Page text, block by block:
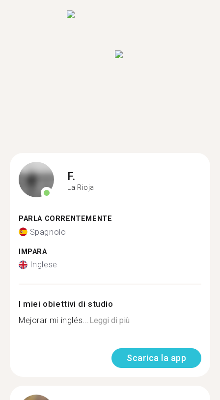
F.
La Rioja
PARLA CORRENTEMENTE
Spagnolo
IMPARA
Inglese
I miei obiettivi di studio
Mejorar mi inglés...Leggi di più
Scarica la app